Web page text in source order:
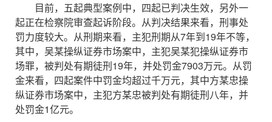
目前，五起典型案例中，四起已判决生效，另外一
起正在检察院审查起诉阶段。从判决结果来看，刑事处
罚力度较大。从刑期来看，主犯刑期从7年到19年不等，
其中，吴某操纵证券市场案中，主犯吴某犯操纵证券市
场罪，被判处有期徒刑19年，并处罚金7903万元。从罚
金来看，四起案件中罚金均超过千万元，其中方某忠操
纵证券市场案中，主犯方某忠被判处有期徒刑八年，并
处罚金1亿元。